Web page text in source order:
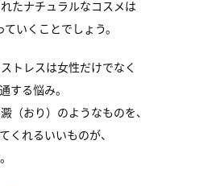
たナチュラルなコスメは
いくことでしょう。
トレスは女性だけでなく
する悩み。
（おり）のようなものを、
くれるいいものが、